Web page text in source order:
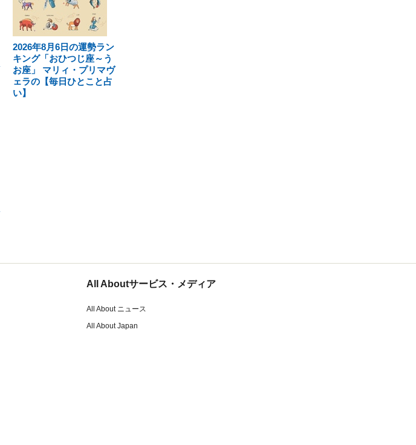
2026年8月6日の運勢ラン
キング「おひつじ座～う
お座」 マリィ・プリマヴ
ェラの【毎日ひとこと占
い】
All Aboutサービス・メディア
All About ニュース
All About Japan